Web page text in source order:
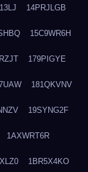
14PRJLGB
15C9WR6H
179PIGYE
181QKVNV
19SYNG2F
1AXWRT6R
1BR5X4KO